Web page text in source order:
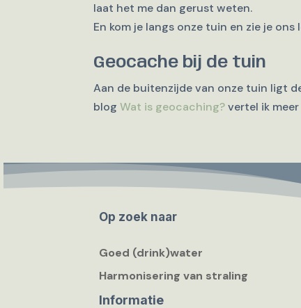
laat het me dan gerust weten.
En kom je langs onze tuin en zie je
Geocache bij de tuin
Aan de buitenzijde van onze tuin ligt
blogWat is geocaching?vertel ik
Op zoek naar
Goed (drink)water
Harmonisering van straling
Informatie